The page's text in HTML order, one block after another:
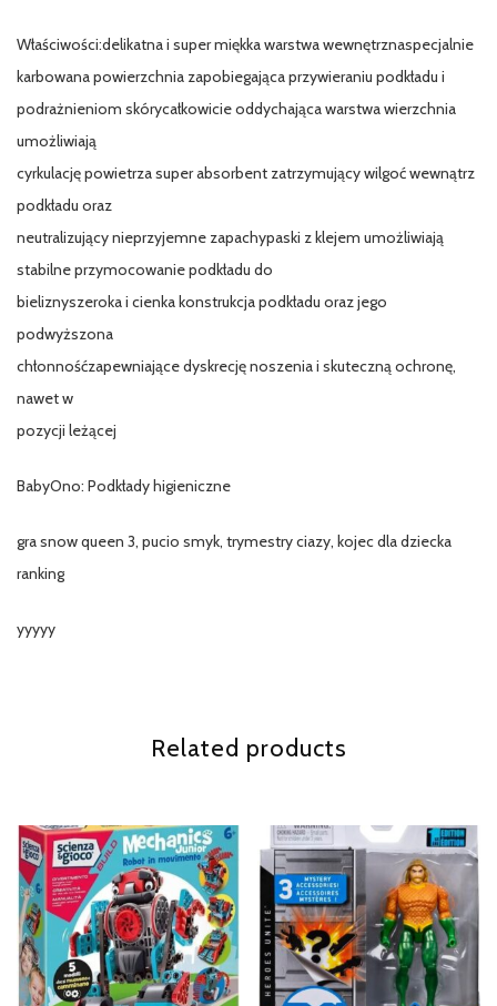
Właściwości:delikatna i super miękka warstwa wewnętrznaspecjalnie
karbowana powierzchnia zapobiegająca przywieraniu podkładu i
podrażnieniom skórycałkowicie oddychająca warstwa wierzchnia
umożliwiają
cyrkulację powietrza super absorbent zatrzymujący wilgoć wewnątrz
podkładu oraz
neutralizujący nieprzyjemne zapachypaski z klejem umożliwiają
stabilne przymocowanie podkładu do
bieliznyszeroka i cienka konstrukcja podkładu oraz jego
podwyższona
chłonnośćzapewniające dyskrecję noszenia i skuteczną ochronę,
nawet w
pozycji leżącej
BabyOno: Podkłady higieniczne
gra snow queen 3, pucio smyk, trymestry ciazy, kojec dla dziecka
ranking
yyyyy
Related products